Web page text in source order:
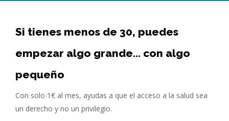
Si tienes menos de 30, puedes
empezar algo grande... con algo
pequeño
Con solo 1€ al mes, ayudas a que el acceso a la salud sea
un derecho y no un privilegio.